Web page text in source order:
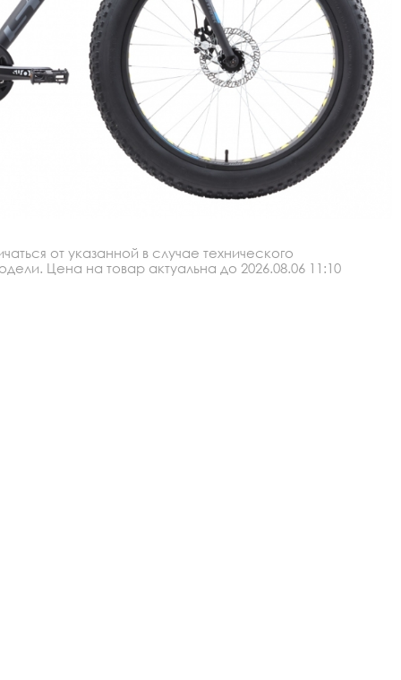
от указанной в случае технического
Цена на товар актуальна до 2026.08.06 11:10